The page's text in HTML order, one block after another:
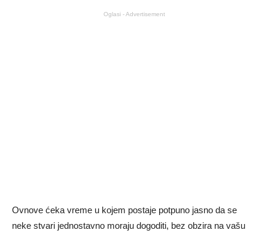
Oglasi - Advertisement
Ovnove ćeka vreme u kojem postaje potpuno jasno da se
neke stvari jednostavno moraju dogoditi, bez obzira na vašu